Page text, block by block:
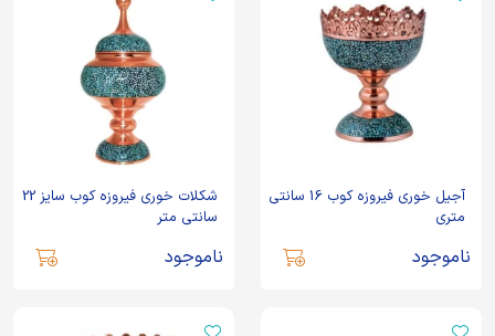
آجیل خوری فیروزه کوب 16 سانتی
متری
ناموجود
شکلات خوری فیروزه کوب سایز 22
سانتی متر
ناموجود